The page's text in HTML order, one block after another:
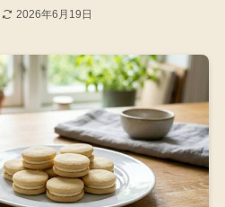
2026年6月19日